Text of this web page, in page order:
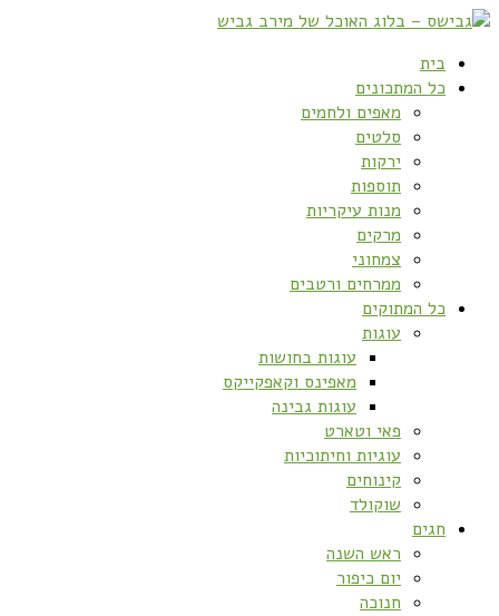
בית
כל המתכונים
מאפים ולחמים
סלטים
ירקות
תוספות
מנות עיקריות
מרקים
צמחוני
ממרחים ורטבים
כל המתוקים
עוגות
עוגות בחושות
מאפינס וקאפקייקס
עוגות גבינה
פאי וטארט
עוגיות וחיתוכיות
קינוחים
שוקולד
חגים
ראש השנה
יום כיפור
חנוכה